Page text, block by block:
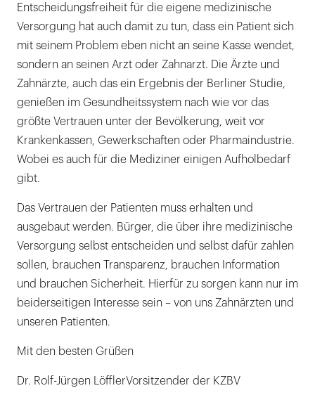
Entscheidungsfreiheit für die eigene medizinische
Versorgung hat auch damit zu tun, dass ein Patient sich
mit seinem Problem eben nicht an seine Kasse wendet,
sondern an seinen Arzt oder Zahnarzt. Die Ärzte und
Zahnärzte, auch das ein Ergebnis der Berliner Studie,
genießen im Gesundheitssystem nach wie vor das
größte Vertrauen unter der Bevölkerung, weit vor
Krankenkassen, Gewerkschaften oder Pharmaindustrie.
Wobei es auch für die Mediziner einigen Aufholbedarf
gibt.
Das Vertrauen der Patienten muss erhalten und
ausgebaut werden. Bürger, die über ihre medizinische
Versorgung selbst entscheiden und selbst dafür zahlen
sollen, brauchen Transparenz, brauchen Information
und brauchen Sicherheit. Hierfür zu sorgen kann nur im
beiderseitigen Interesse sein – von uns Zahnärzten und
unseren Patienten.
Mit den besten Grüßen
Dr. Rolf-Jürgen LöfflerVorsitzender der KZBV